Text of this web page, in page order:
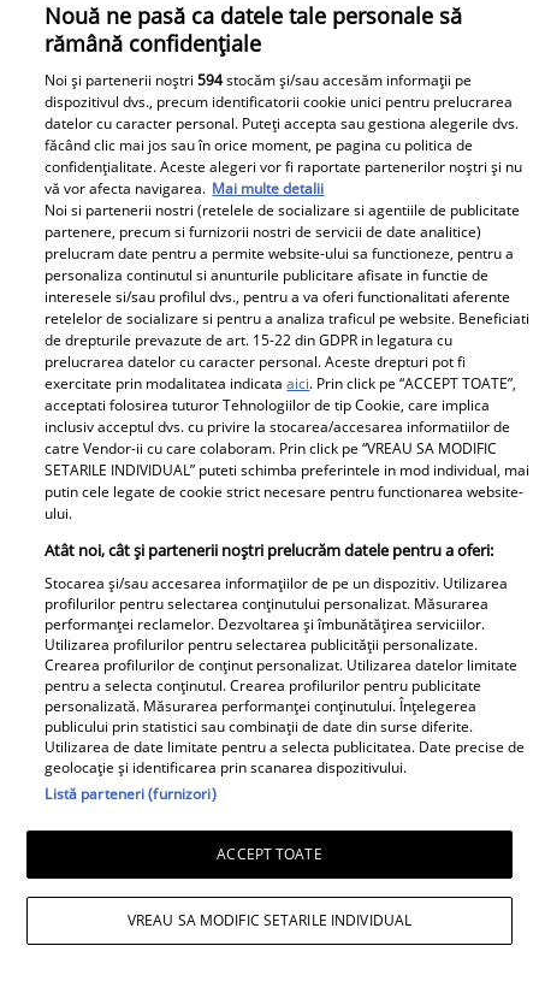
Peste 100 de pensionari români
au dispărut în fiecare zi, în
primele 6 luni ale anului 2026.
Topul celor mai afectate județe
Un vecin instruit poate salva o
viață. Vezi despre ce e vorba
Libertatea.ro
Cât costă un litru de benzină și
București, Iași, Cluj-Napoca,
Timișoara și Constanța
Avantaje
Ea - 52, el - 29, atât aveau când s-
au îndrăgostit, dar iubirea nu a
rezistat. La 6 luni de la
despărțirea de Octavian Ene, uite
cum a răspuns Daniela Nane la
Nouă ne pasă ca datele tale personale să
rămână confidențiale
Noi și partenerii noștri594stocăm și/sau accesăm informații pe
dispozitivul dvs., precum identificatorii cookie unici pentru prelucrarea
datelor cu caracter personal. Puteți accepta sau gestiona alegerile dvs.
făcând clic mai jos sau în orice moment, pe pagina cu politica de
confidențialitate. Aceste alegeri vor fi raportate partenerilor noștri și nu
vă vor afecta navigarea. Mai multe detalii
Noi si partenerii nostri (retelele de socializare si agentiile de publicitate
partenere, precum si furnizorii nostri de servicii de date analitice)
prelucram date pentru a permite website-ului sa functioneze, pentru a
personaliza continutul si anunturile publicitare afisate in functie de
interesele si/sau profilul dvs., pentru a va oferi functionalitati aferente
retelelor de socializare si pentru a analiza traficul pe website. Beneficiati
de drepturile prevazute de art. 15-22 din GDPR in legatura cu
prelucrarea datelor cu caracter personal. Aceste drepturi pot fi
exercitate prin modalitatea indicataaici. Prin click pe “ACCEPT TOATE”,
acceptati folosirea tuturor Tehnologiilor de tip Cookie, care implica
inclusiv acceptul dvs. cu privire la stocarea/accesarea informatiilor de
catre Vendor-ii cu care colaboram. Prin click pe “VREAU SA MODIFIC
SETARILE INDIVIDUAL” puteti schimba preferintele in mod individual, mai
putin cele legate de cookie strict necesare pentru functionarea website-
ului.
Atât noi, cât și partenerii noștri prelucrăm datele pentru a oferi:
Stocarea și/sau accesarea informațiilor de pe un dispozitiv. Utilizarea
profilurilor pentru selectarea conținutului personalizat. Măsurarea
performanței reclamelor. Dezvoltarea și îmbunătățirea serviciilor.
Utilizarea profilurilor pentru selectarea publicității personalizate.
Crearea profilurilor de conținut personalizat. Utilizarea datelor limitate
pentru a selecta conținutul. Crearea profilurilor pentru publicitate
personalizată. Măsurarea performanței conținutului. Înțelegerea
publicului prin statistici sau combinații de date din surse diferite.
Utilizarea de date limitate pentru a selecta publicitatea. Date precise de
geolocație și identificarea prin scanarea dispozitivului.
Listă parteneri (furnizori)
ACCEPT TOATE
VREAU SA MODIFIC SETARILE INDIVIDUAL